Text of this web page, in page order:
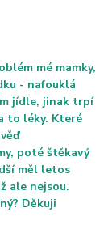
mé mamky,
- nafouklá
jídle, jinak trpí
to léky. Které
poté štěkavý
měl letos
ale nejsou.
Děkuji